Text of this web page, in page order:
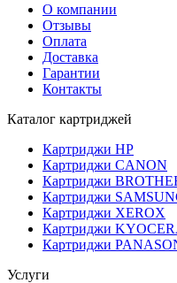
О компании
Отзывы
Оплата
Доставка
Гарантии
Контакты
Каталог картриджей
Картриджи HP
Картриджи CANON
Картриджи
Картриджи
Картриджи XEROX
Картриджи
Картриджи
Услуги